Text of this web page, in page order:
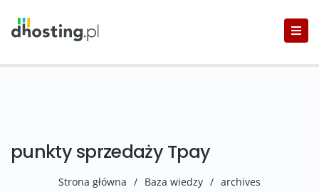
punkty sprzedaży Tpay
Strona główna / Baza wiedzy / archives